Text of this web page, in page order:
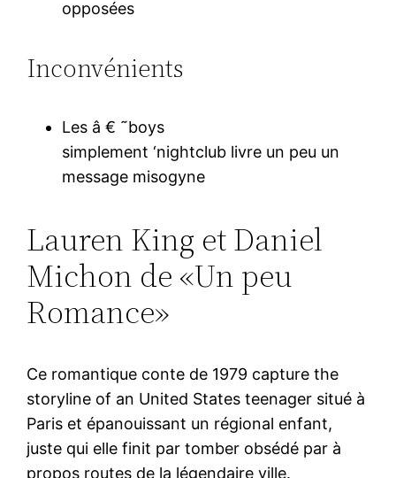
opposées
Inconvénients
Les â € ˜boys
simplement ‘nightclub livre un peu un
message misogyne
Lauren King et Daniel
Michon de «Un peu
Romance»
Ce romantique conte de 1979 capture the
storyline of an United States teenager situé à
Paris et épanouissant un régional enfant,
juste qui elle finit par tomber obsédé par à
propos routes de la légendaire ville.